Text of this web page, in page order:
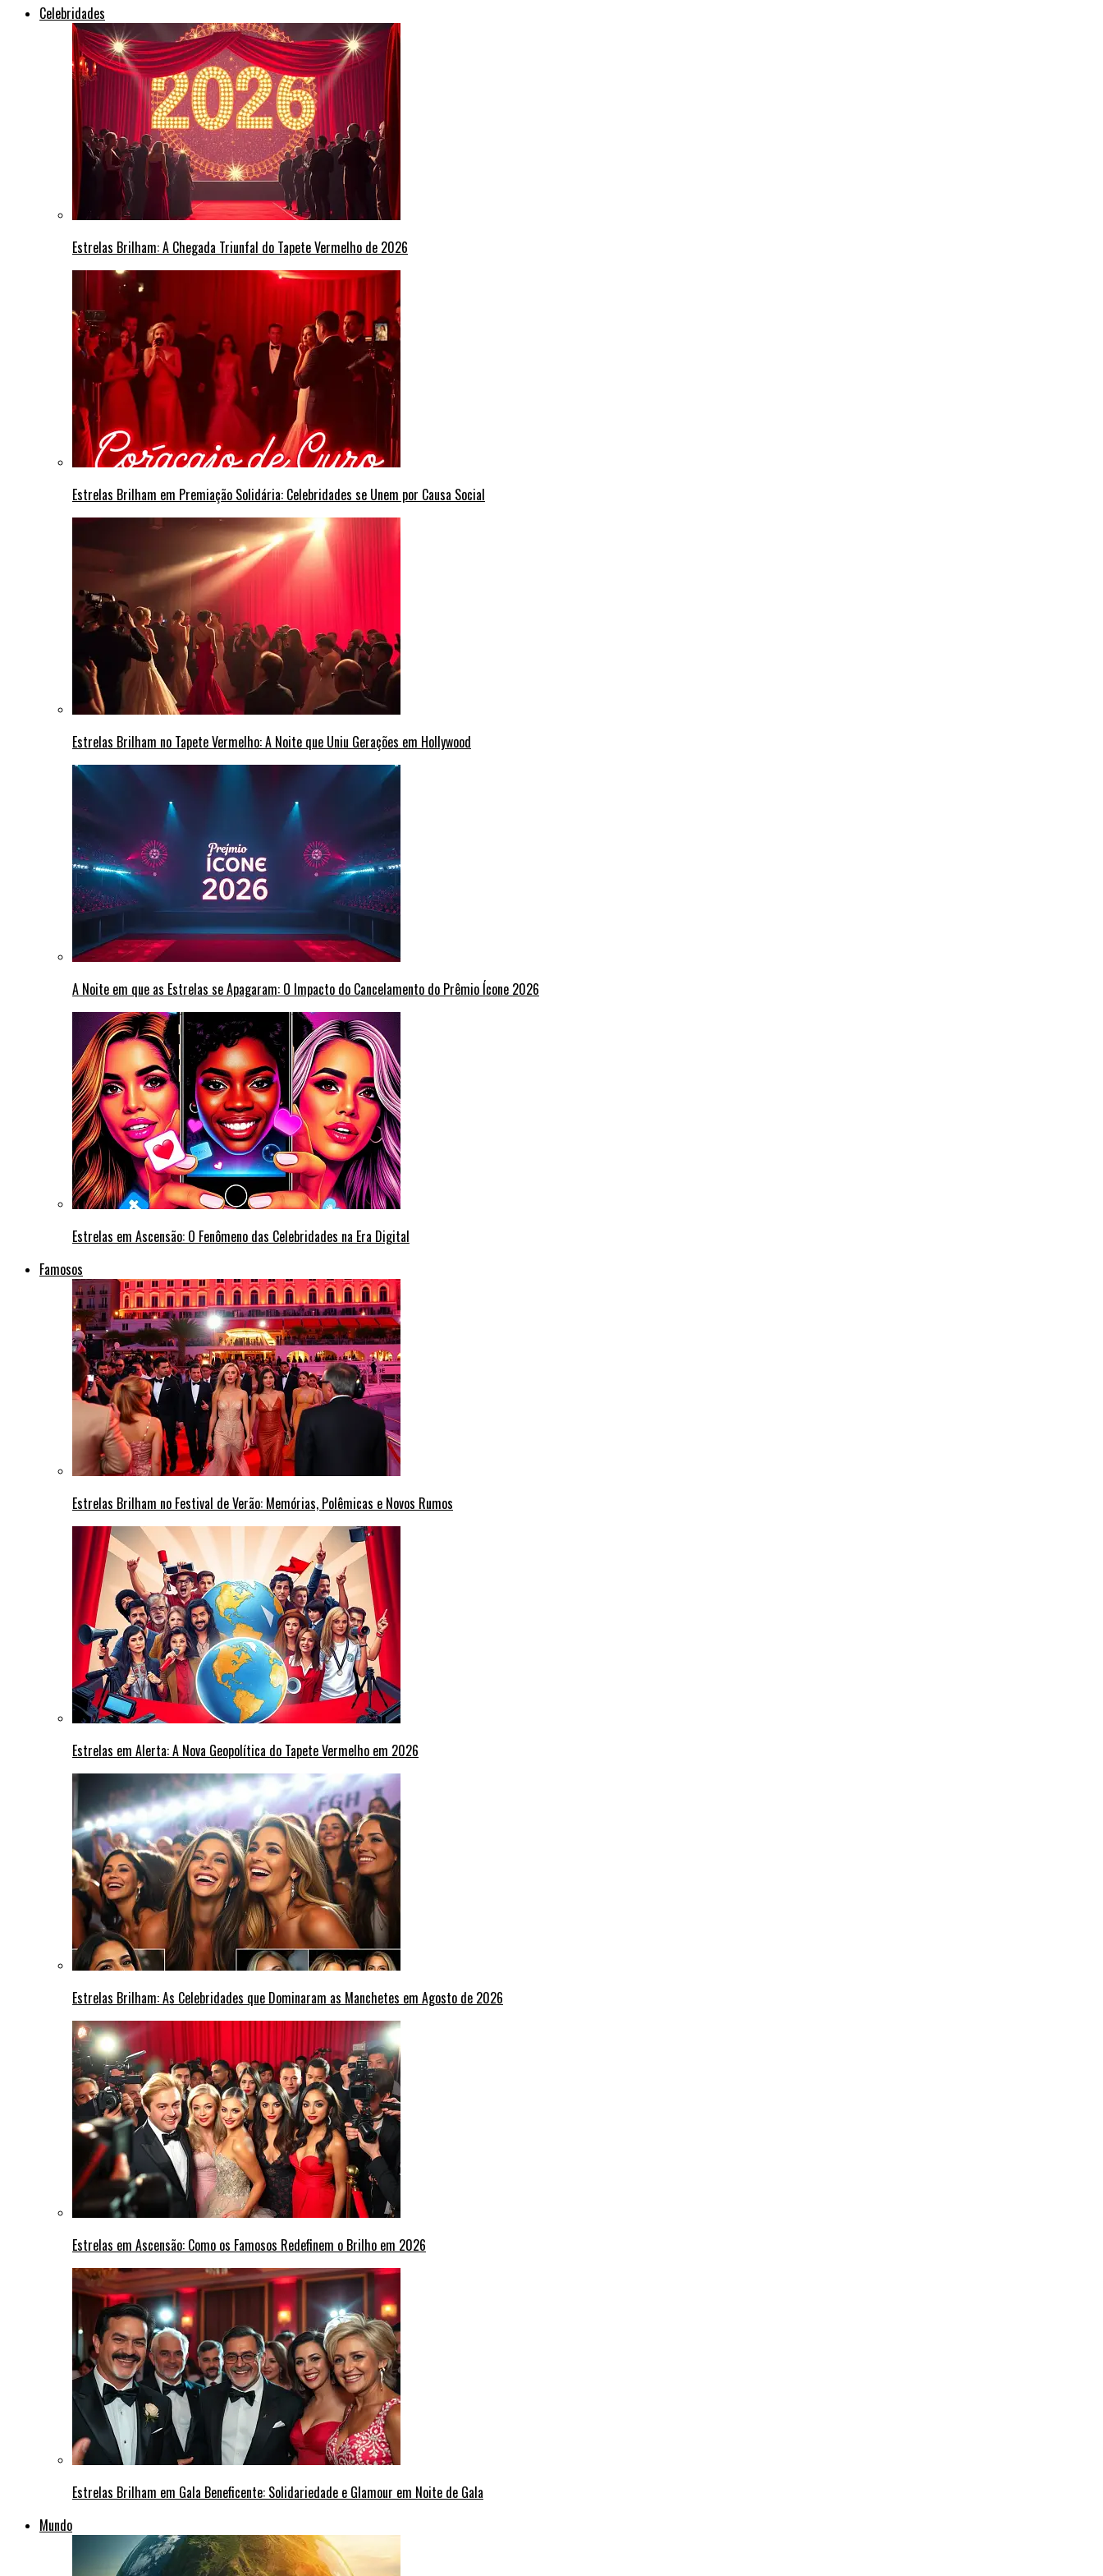
Celebridades
Estrelas Brilham: A Chegada Triunfal do Tapete Vermelho de 2026
Estrelas Brilham em Premiação Solidária: Celebridades se Unem por Causa Social
Estrelas Brilham no Tapete Vermelho: A Noite que Uniu Gerações em Hollywood
A Noite em que as Estrelas se Apagaram: O Impacto do Cancelamento do Prêmio Ícone 2026
Estrelas em Ascensão: O Fenômeno das Celebridades na Era Digital
Famosos
Estrelas Brilham no Festival de Verão: Memórias, Polêmicas e Novos Rumos
Estrelas em Alerta: A Nova Geopolítica do Tapete Vermelho em 2026
Estrelas Brilham: As Celebridades que Dominaram as Manchetes em Agosto de 2026
Estrelas em Ascensão: Como os Famosos Redefinem o Brilho em 2026
Estrelas Brilham em Gala Beneficente: Solidariedade e Glamour em Noite de Gala
Mundo